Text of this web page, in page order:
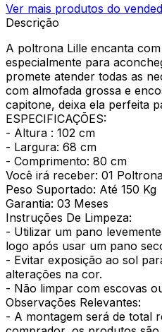
Ver mais produtos do
Descrição
A poltrona Lille encanta
especialmente para
promete atender todas as
com almofada grossa e
capitone, deixa ela perfeita
ESPECIFICAÇÕES:
- Altura : 102 cm
- Largura: 68 cm
- Comprimento: 80 cm
Você irá receber: 01
Peso Suportado: Até 150 Kg
Garantia: 03 Meses
Instruções De Limpeza:
- Utilizar um pano
logo após usar um pano
- Evitar exposição ao sol
alterações na cor.
- Não limpar com escovas
Observações Relevantes:
- A montagem será de total